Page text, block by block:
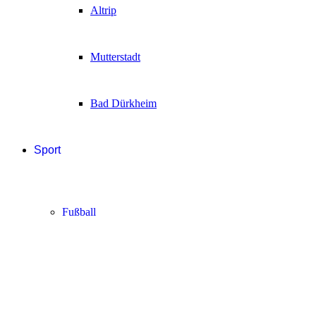
Altrip
Mutterstadt
Bad Dürkheim
Sport
Fußball